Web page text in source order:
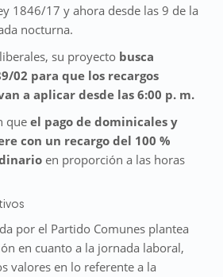
1846/17 y ahora desde las 9 de la
nocturna.
su proyecto busca
02 para que los recargos
a aplicar desde las 6:00 p. m.
que el pago de dominicales y
con un recargo del 100 %
en proporción a las horas
por el Partido Comunes plantea
en cuanto a la jornada laboral,
valores en lo referente a la